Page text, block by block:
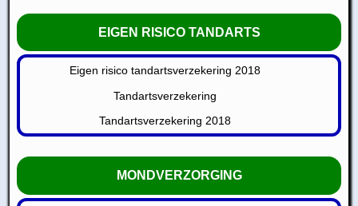
EIGEN RISICO TANDARTS
Eigen risico tandartsverzekering 2018
Tandartsverzekering
Tandartsverzekering 2018
MONDVERZORGING